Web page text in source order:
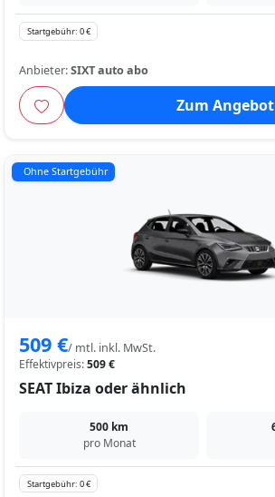
Startgebühr: 0 €
Anbieter:SIXT auto abo
Zum Angebot
Ohne Startgebühr
509 €/ mtl. inkl. MwSt.
Effektivpreis:509 €
SEAT Ibiza oder ähnlich
500 km
pro Monat
Startgebühr: 0 €